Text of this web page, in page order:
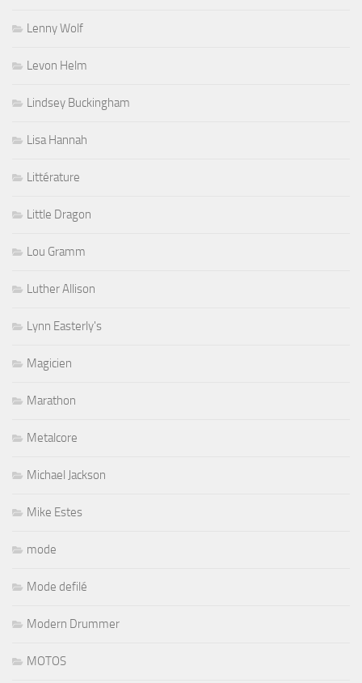
Lenny Wolf
Levon Helm
Lindsey Buckingham
Lisa Hannah
Littérature
Little Dragon
Lou Gramm
Luther Allison
Lynn Easterly's
Magicien
Marathon
Metalcore
Michael Jackson
Mike Estes
mode
Mode defilé
Modern Drummer
MOTOS